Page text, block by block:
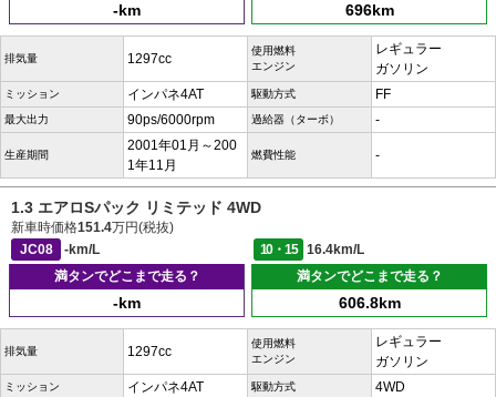
-km 696km
排気量 1297cc
使用燃料
エンジン
レギュラー
ガソリン
ミッション インパネ4AT 駆動方式 FF
最大出力 90ps/6000rpm 過給器（ターボ） -
生産期間
2001年01月～200
1年11月
燃費性能 -
1.3 エアロSパック リミテッド 4WD
新車時価格151.4万円(税抜)
JC08
-km/L 10・15
16.4km/L
満タンでどこまで走る？
-km
満タンでどこまで走る？
606.8km
排気量 1297cc
使用燃料
エンジン
レギュラー
ガソリン
ミッション インパネ4AT 駆動方式 4WD